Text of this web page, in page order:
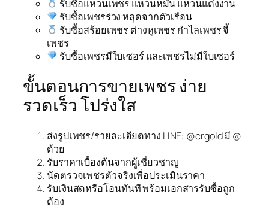
รับซื้อแหวนเพชร แหวนหมั้น แหวนแต่งงาน
รับซื้อเพชรร่วง หลุดจากตัวเรือน
รับซื้อสร้อยเพชร ต่างหูเพชร กำไลเพชร จี้
เพชร
รับซื้อเพชรมีใบเซอร์ และเพชรไม่มีใบเซอร์
ขั้นตอนการขายเพชร ง่าย
รวดเร็ว โปร่งใส
ส่งรูปเพชร/รายละเอียดทาง LINE: @crgold มี @
ด้วย
รับราคาเบื้องต้นจากผู้เชี่ยวชาญ
นัดตรวจเพชรตัวจริงเพื่อประเมินราคา
รับเงินสดหรือโอนทันที พร้อมเอกสารรับซื้อถูก
ต้อง